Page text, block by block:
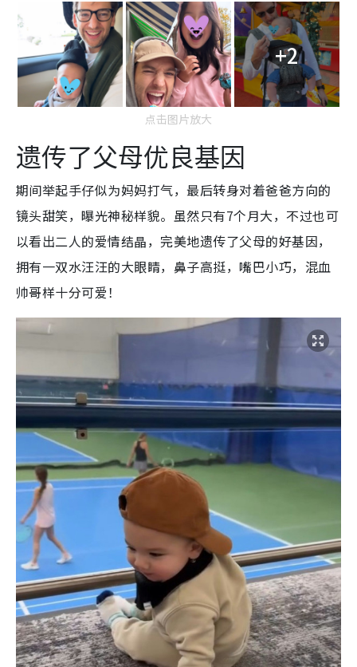
+2
点击图片放大
遗传了父母优良基因
期间举起手仔似为妈妈打气，最后转身对着爸爸方向的
镜头甜笑，曝光神秘样貌。虽然只有7个月大，不过也可
以看出二人的爱情结晶，完美地遗传了父母的好基因，
拥有一双水汪汪的大眼睛，鼻子高挺，嘴巴小巧，混血
帅哥样十分可爱！